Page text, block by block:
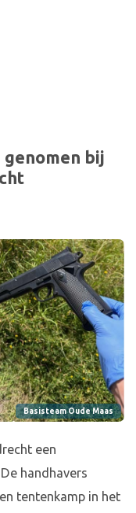
bij
Basisteam Oude Maas
een
handhavers
tentenkamp in het